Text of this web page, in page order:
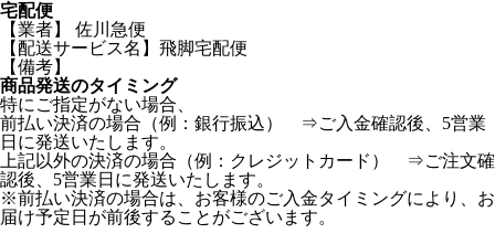
宅配便
【業者】 佐川急便
【配送サービス名】飛脚宅配便
【備考】
商品発送のタイミング
特にご指定がない場合、
前払い決済の場合（例：銀行振込） ⇒ご入金確認後、5営業
日に発送いたします。
上記以外の決済の場合（例：クレジットカード） ⇒ご注文確
認後、5営業日に発送いたします。
※前払い決済の場合は、お客様のご入金タイミングにより、お
届け予定日が前後することがございます。